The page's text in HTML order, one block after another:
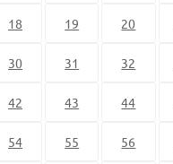
18 19 20
30 31 32
42 43 44
54 55 56